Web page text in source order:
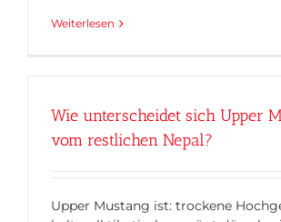
Weiterlesen
Wie unterscheidet sich Upper
vom restlichen Nepal?
Upper Mustang ist: trockene